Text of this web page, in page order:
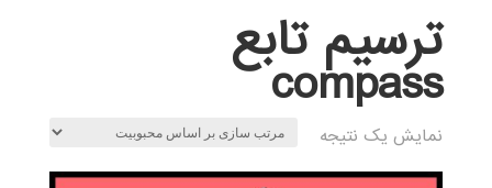
ترسيم تابع
compass
نمایش یک نتیجه